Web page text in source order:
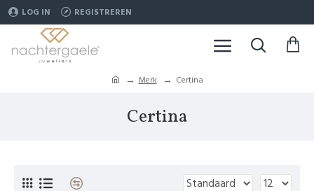
LOG IN REGISTREREN
Merk Certina
Certina